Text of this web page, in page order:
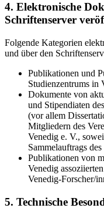
4. Elektronische
Schriftenserver
Folgende Kategorien
und über den
Publikationen und
Studienzentrums in
Dokumente von
und Stipendiaten
(vor allem
Mitgliedern des
Venedig e. V.,
Sammelauftrags
Publikationen von
Venedig
Venedig-Forscher/
5. Technische